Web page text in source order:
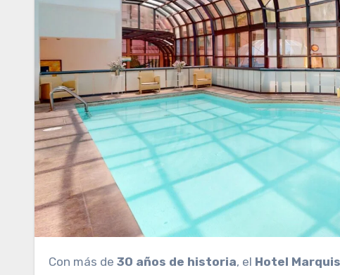
Con más de 30 años de historia, el Hotel